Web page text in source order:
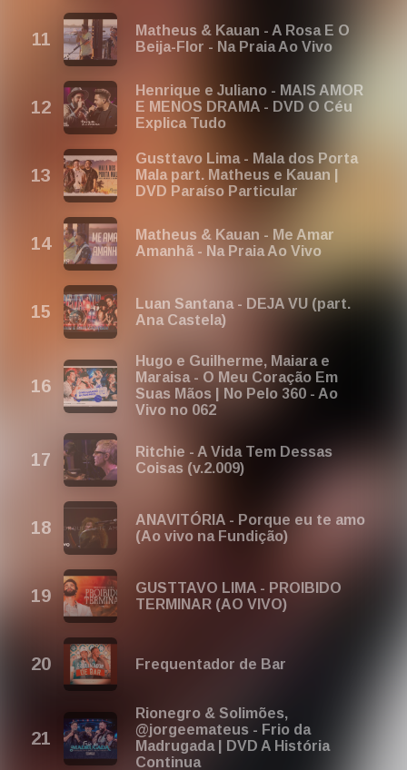
Matheus & Kauan - A Rosa E O
Beija-Flor - Na Praia Ao Vivo
Henrique e Juliano - MAIS AMOR
E MENOS DRAMA - DVD O Céu
Explica Tudo
Gusttavo Lima - Mala dos Porta
Mala part. Matheus e Kauan |
DVD Paraíso Particular
Matheus & Kauan - Me Amar
Amanhã - Na Praia Ao Vivo
Luan Santana - DEJA VU (part.
Ana Castela)
Hugo e Guilherme, Maiara e
Maraisa - O Meu Coração Em
Suas Mãos | No Pelo 360 - Ao
Vivo no 062
Ritchie - A Vida Tem Dessas
Coisas (v.2.009)
ANAVITÓRIA - Porque eu te amo
(Ao vivo na Fundição)
GUSTTAVO LIMA - PROIBIDO
TERMINAR (AO VIVO)
Frequentador de Bar
Rionegro & Solimões,
@jorgeemateus - Frio da
Madrugada | DVD A História
Continua